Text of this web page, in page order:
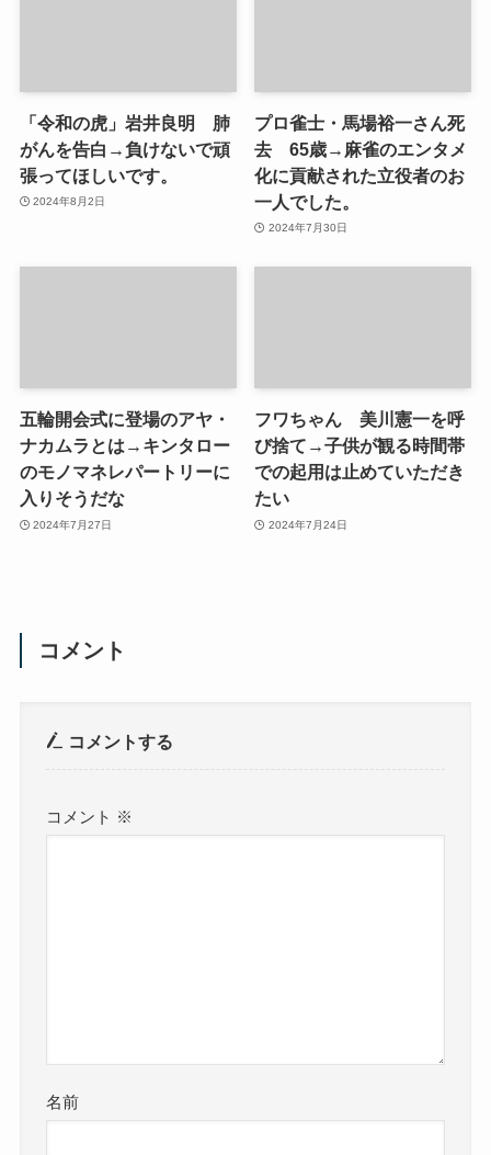
「令和の虎」岩井良明 肺
がんを告白→負けないで頑
張ってほしいです。
2024年8月2日
プロ雀士・馬場裕一さん死
去 65歳→麻雀のエンタメ
化に貢献された立役者のお
一人でした。
2024年7月30日
五輪開会式に登場のアヤ・
ナカムラとは→キンタロー
のモノマネレパートリーに
入りそうだな
2024年7月27日
フワちゃん 美川憲一を呼
び捨て→子供が観る時間帯
での起用は止めていただき
たい
2024年7月24日
コメント
コメントする
コメント ※
名前